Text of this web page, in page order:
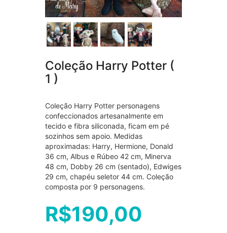
Coleção Harry Potter (
1 )
Coleção Harry Potter personagens
confeccionados artesanalmente em
tecido e fibra siliconada, ficam em pé
sozinhos sem apoio. Medidas
aproximadas: Harry, Hermione, Donald
36 cm, Albus e Rúbeo 42 cm, Minerva
48 cm, Dobby 26 cm (sentado), Edwiges
29 cm, chapéu seletor 44 cm. Coleção
composta por 9 personagens.
R$190,00